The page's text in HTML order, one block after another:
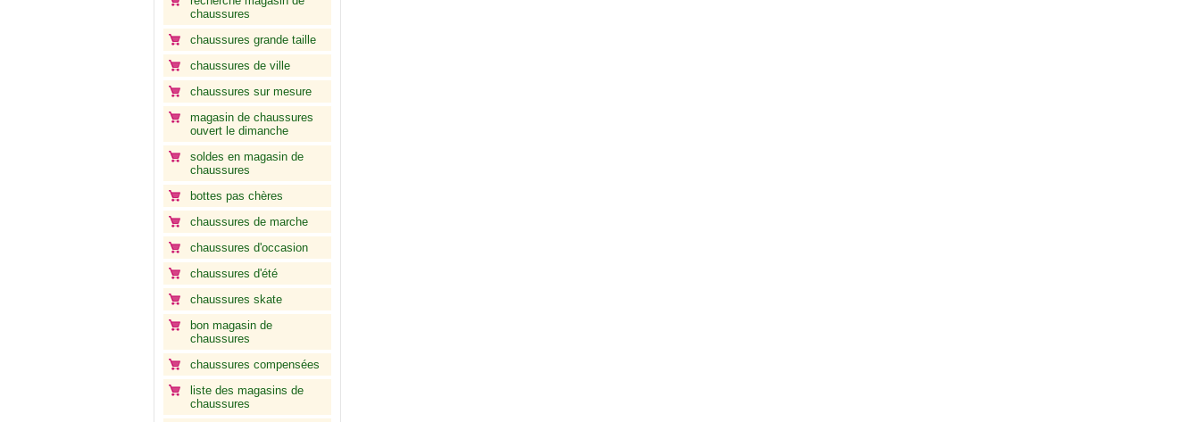
chaussures
chaussures grande taille
chaussures de ville
chaussures sur mesure
magasin de chaussures
ouvert le dimanche
soldes en magasin de
chaussures
bottes pas chères
chaussures de marche
chaussures d'occasion
chaussures d'été
chaussures skate
bon magasin de
chaussures
chaussures compensées
liste des magasins de
chaussures